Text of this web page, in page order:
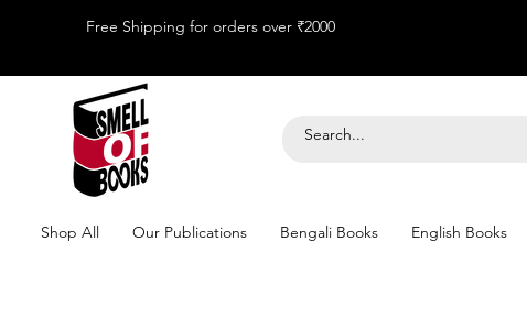
Free Shipping for orders over ₹2000
Shop All Our Publications Bengali Books English Books